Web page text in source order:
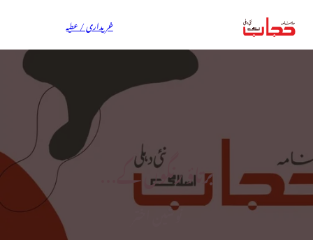
خریداری / عطیہ
برتاؤ رنگوں کے…
نوشین اختر